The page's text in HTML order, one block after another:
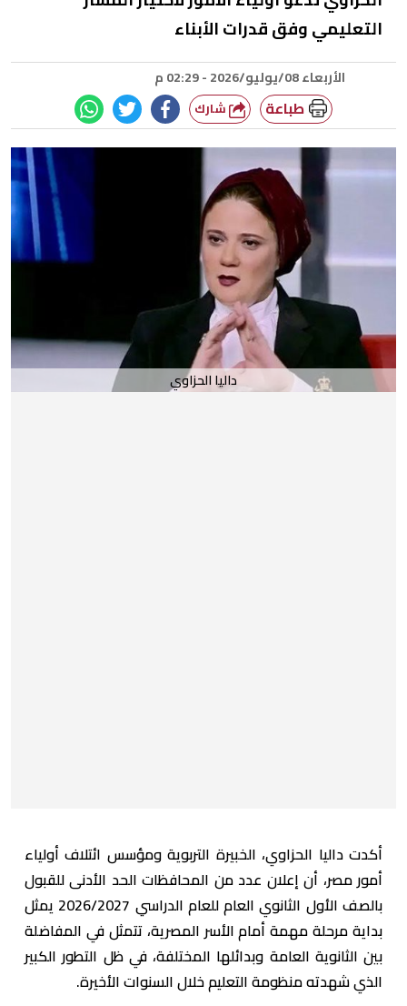
التعليمي وفق قدرات الأبناء
الأربعاء 08/يوليو/2026 - 02:29 م
طباعة
داليا الحزاوي
أكدت داليا الحزاوي، الخبيرة التربوية ومؤسس ائتلاف أولياء
أمور مصر، أن إعلان عدد من المحافظات الحد الأدنى للقبول
بالصف الأول الثانوي العام للعام الدراسي 2026/2027 يمثل
بداية مرحلة مهمة أمام الأسر المصرية، تتمثل في المفاضلة
بين الثانوية العامة وبدائلها المختلفة، في ظل التطور الكبير
الذي شهدته منظومة التعليم خلال السنوات الأخيرة.